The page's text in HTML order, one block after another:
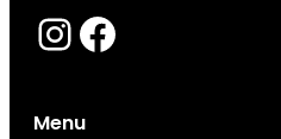
InstagramFacebook
Menu